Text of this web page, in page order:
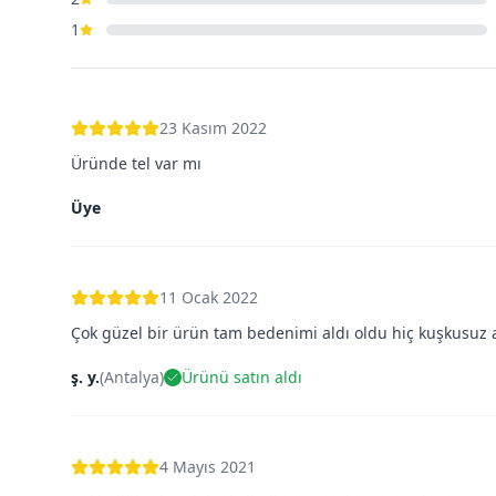
1
23 Kasım 2022
Üründe tel var mı
Üye
11 Ocak 2022
Çok güzel bir ürün tam bedenimi aldı oldu hiç kuşkusuz
ş. y.(Antalya) Ürünü satın aldı
4 Mayıs 2021